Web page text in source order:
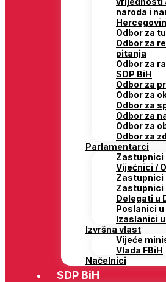
naroda i
Odbor za
Odbor za
pitanja
Odbor za
SDP BiH
Odbor za
Odbor za
Odbor za
Odbor za
Odbor za
Odbor za
Parlamentarci
Zastupnici
Vijećnici /
Zastupnici
Zastupnici
Delegati u
Poslanici u
Izaslanici
Izvršna vlast
Vijeće
Vlada FBiH
Načelnici
SDP BiH